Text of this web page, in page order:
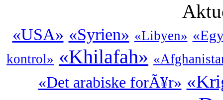
«USA» «Syrien» «Libyen»
kontrol» «Khilafah»
«Det arabiske forÃ¥r»